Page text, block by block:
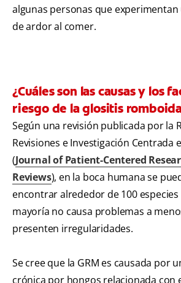
algunas personas que experimentan
de ardor al comer.
¿Cuáles son las causas y los
riesgo de la glositis
Según una revisión publicada por la
Revisiones e Investigación Centrada
(Journal of Patient-Centered
Reviews), en la boca humana se
encontrar alrededor de 100 especies
mayoría no causa problemas a
presenten irregularidades.
Se cree que la GRM es causada por
crónica por hongos relacionada con